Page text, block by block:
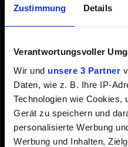
Zustimmung Details
Verantwortungsvoller
Wir und unsere 3 Partner
Daten, wie z. B. Ihre IP-
Technologien wie Cookies,
Gerät zu speichern und
personalisierte Werbung
Werbung und Inhalten,
Videos
Article
Customer Support
FEATURES
Live Streaming